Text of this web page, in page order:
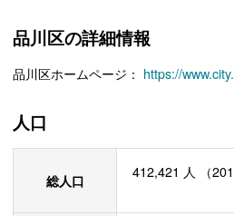
品川区の詳細情報
品川区ホームページ： https://
人口
総人口 412,421 人
（